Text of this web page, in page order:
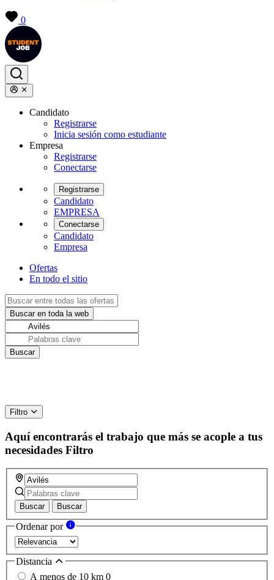
0
Candidato
Registrarse
Inicia sesión como estudiante
Empresa
Registrarse
Conectarse
Registrarse
Candidato
EMPRESA
Conectarse
Candidato
Empresa
Ofertas
En todo el sitio
Filtro
Aquí encontrarás el trabajo que más se acople a tus
necesidades Filtro
Buscar Buscar
Ordenar por
Distancia
A menos de 10 km 0